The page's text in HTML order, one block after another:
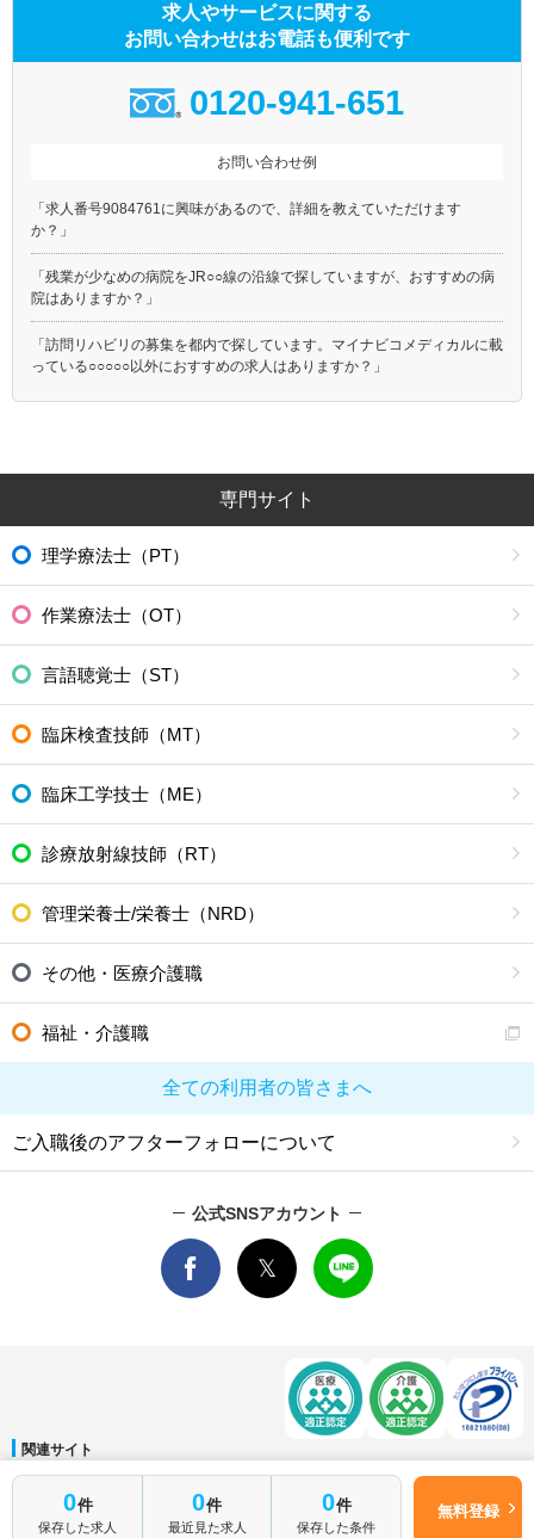
0件
保存した求人
0件
最近見た求人
0件
保存した条件
無料登録
求人やサービスに関する
お問い合わせはお電話も便利です
0120-941-651
お問い合わせ例
「求人番号9084761に興味があるので、詳細を教えていただけます
か？」
「残業が少なめの病院をJR○○線の沿線で探していますが、おすすめの病
院はありますか？」
「訪問リハビリの募集を都内で探しています。マイナビコメディカルに載
っている○○○○○以外におすすめの求人はありますか？」
専門サイト
理学療法士（PT）
作業療法士（OT）
言語聴覚士（ST）
臨床検査技師（MT）
臨床工学技士（ME）
診療放射線技師（RT）
管理栄養士/栄養士（NRD）
その他・医療介護職
福祉・介護職
全ての利用者の皆さまへ
ご入職後のアフターフォローについて
公式SNSアカウント
関連サイト
マイナビDOCTOR│マイナビ看護師│マイナビ薬剤師│マイナビ保育士
運営会社
会社概要│ ご利用規約 個人情報保護方針 サイトマップ│お問い合わせ